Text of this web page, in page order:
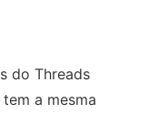
do Threads
a mesma